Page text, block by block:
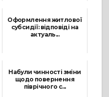
Оформлення житлової
субсидії: відповіді на
актуаль...
Набули чинності зміни
щодо повернення
піврічного с...